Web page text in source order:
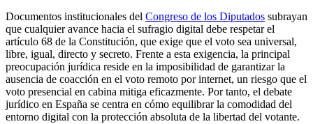
Documentos institucionales del Congreso de los Diputados subrayan
que cualquier avance hacia el sufragio digital debe respetar el
artículo 68 de la Constitución, que exige que el voto sea universal,
libre, igual, directo y secreto. Frente a esta exigencia, la principal
preocupación jurídica reside en la imposibilidad de garantizar la
ausencia de coacción en el voto remoto por internet, un riesgo que el
voto presencial en cabina mitiga eficazmente. Por tanto, el debate
jurídico en España se centra en cómo equilibrar la comodidad del
entorno digital con la protección absoluta de la libertad del votante.